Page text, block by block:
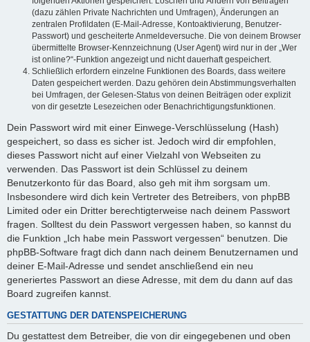
(dazu zählen Private Nachrichten und Umfragen), Änderungen an
zentralen Profildaten (E-Mail-Adresse, Kontoaktivierung, Benutzer-
Passwort) und gescheiterte Anmeldeversuche. Die von deinem Browser
übermittelte Browser-Kennzeichnung (User Agent) wird nur in der „Wer
ist online?“-Funktion angezeigt und nicht dauerhaft gespeichert.
Schließlich erfordern einzelne Funktionen des Boards, dass weitere
Daten gespeichert werden. Dazu gehören dein Abstimmungsverhalten
bei Umfragen, der Gelesen-Status von deinen Beiträgen oder explizit
von dir gesetzte Lesezeichen oder Benachrichtigungsfunktionen.
Dein Passwort wird mit einer Einwege-Verschlüsselung (Hash)
gespeichert, so dass es sicher ist. Jedoch wird dir empfohlen,
dieses Passwort nicht auf einer Vielzahl von Webseiten zu
verwenden. Das Passwort ist dein Schlüssel zu deinem
Benutzerkonto für das Board, also geh mit ihm sorgsam um.
Insbesondere wird dich kein Vertreter des Betreibers, von phpBB
Limited oder ein Dritter berechtigterweise nach deinem Passwort
fragen. Solltest du dein Passwort vergessen haben, so kannst du
die Funktion „Ich habe mein Passwort vergessen“ benutzen. Die
phpBB-Software fragt dich dann nach deinem Benutzernamen und
deiner E-Mail-Adresse und sendet anschließend ein neu
generiertes Passwort an diese Adresse, mit dem du dann auf das
Board zugreifen kannst.
GESTATTUNG DER DATENSPEICHERUNG
Du gestattest dem Betreiber, die von dir eingegebenen und oben